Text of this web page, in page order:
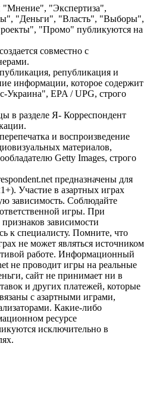
"Мнение", "Экспертиза",
"Деньги", "Власть", "Выборы",
"Промо" публикуются на
совместно с
републикация и
информации, которое содержит
Украина", EPA / UPG, строго
в разделе Я- Корреспондент
и воспроизведение
материалов,
Getty Images, строго
предназначены для
Участие в азартных играх
зависимость. Соблюдайте
игры. При
зависимости
к специалисту. Помните, что
не может являться источником
работе. Информационный
не проводит игры на реальные
сайт не принимает ни в
и других платежей, которые
с азартными играми,
Какие-либо
ресурсе
исключительно в